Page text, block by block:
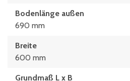
Bodenlänge außen
690 mm
Breite
600 mm
Grundmaß L x B